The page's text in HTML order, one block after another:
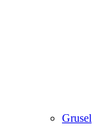
Grusel